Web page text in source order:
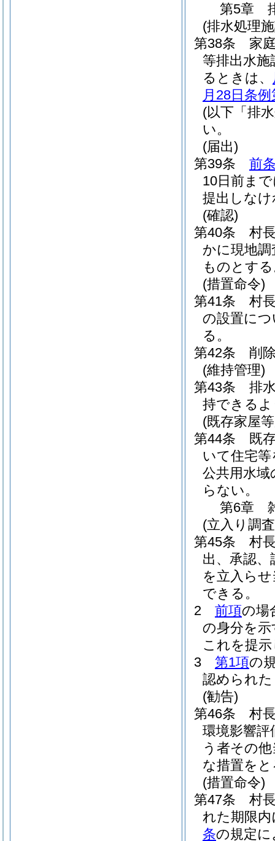
第5章
(排水処理
第38条
家
等排出水
るときは、
月28日条
(以下「排
い。
(届出)
第39条
前
10日前ま
提出しな
(確認)
第40条
村
かに現地
ものとす
(措置命令)
第41条
村
の設置に
る。
第42条
削
(維持管理)
第43条
排
持できる
(既存家屋
第44条
既
いて住宅
公共用水
らない。
第6章
(立入り調
第45条
村
出、承認
を立入ら
できる。
2
前項の場
の身分を
これを提
3
第1項の
認められ
(勧告)
第46条
村
環境影響
う者その
な措置を
(措置命令)
第47条
村
れた期限
条の規定